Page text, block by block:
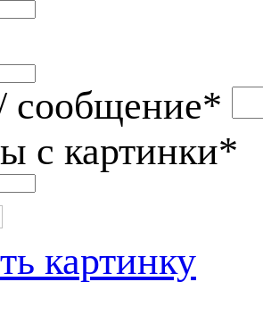
сообщение*
с картинки*
картинку